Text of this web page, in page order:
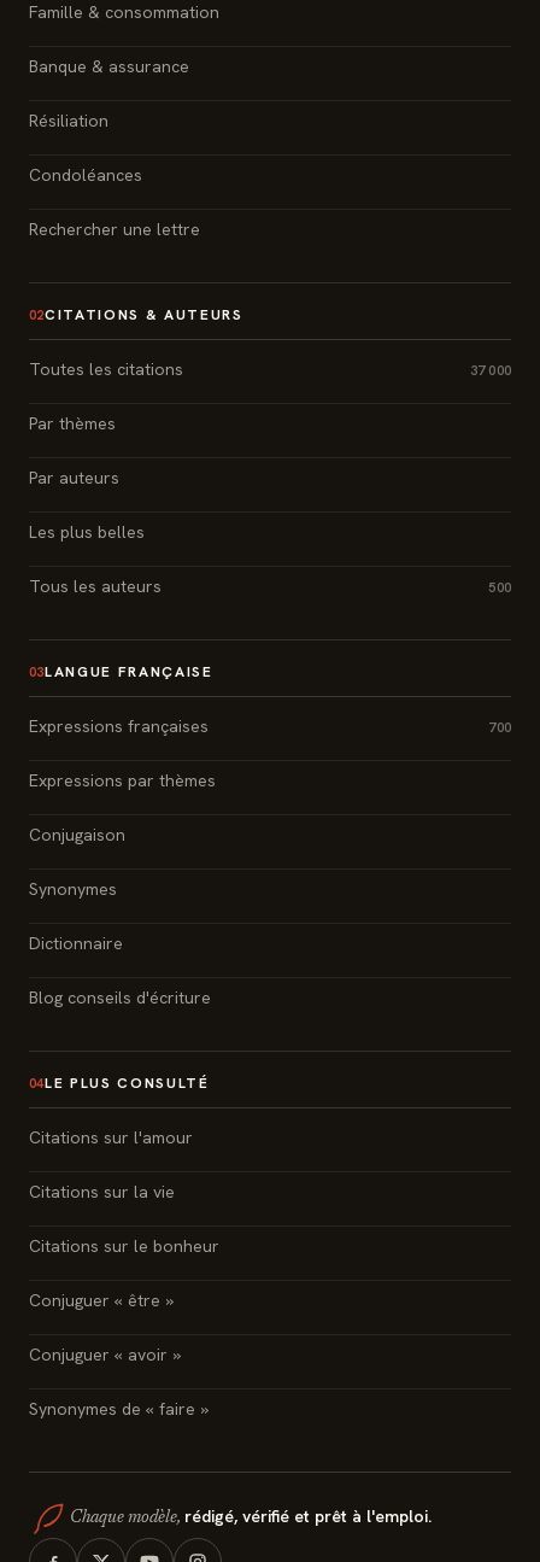
Famille & consommation
Banque & assurance
Résiliation
Condoléances
Rechercher une lettre
02CITATIONS & AUTEURS
Toutes les citations 37 000
Par thèmes
Par auteurs
Les plus belles
Tous les auteurs 500
03LANGUE FRANÇAISE
Expressions françaises 700
Expressions par thèmes
Conjugaison
Synonymes
Dictionnaire
Blog conseils d'écriture
04LE PLUS CONSULTÉ
Citations sur l'amour
Citations sur la vie
Citations sur le bonheur
Conjuguer « être »
Conjuguer « avoir »
Synonymes de « faire »
Chaque modèle, rédigé, vérifié et prêt à l'emploi.